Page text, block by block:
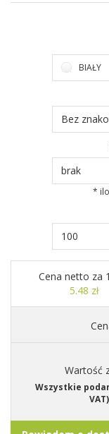
BIAŁY
Bez
brak
*
100
Cena netto za
5.48 zł
Wartość
Wszystkie